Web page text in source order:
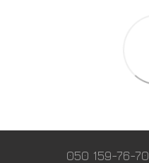
050 159-76-70